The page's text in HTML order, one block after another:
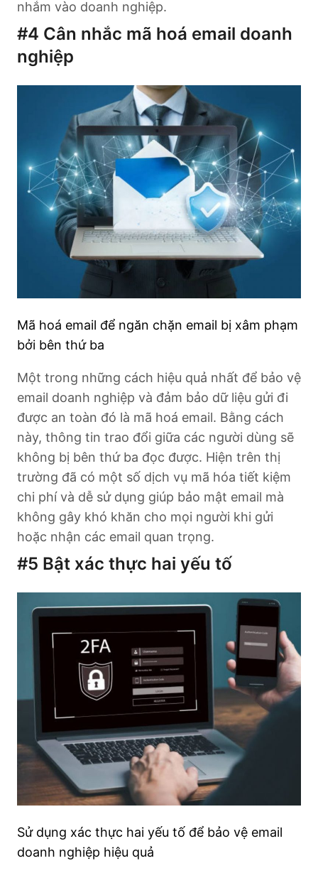
nhắm vào doanh nghiệp.
#4 Cân nhắc mã hoá email doanh
nghiệp
Mã hoá email để ngăn chặn email bị xâm phạm
bởi bên thứ ba
Một trong những cách hiệu quả nhất để bảo vệ
email doanh nghiệp và đảm bảo dữ liệu gửi đi
được an toàn đó là mã hoá email. Bằng cách
này, thông tin trao đổi giữa các người dùng sẽ
không bị bên thứ ba đọc được. Hiện trên thị
trường đã có một số dịch vụ mã hóa tiết kiệm
chi phí và dễ sử dụng giúp bảo mật email mà
không gây khó khăn cho mọi người khi gửi
hoặc nhận các email quan trọng.
#5 Bật xác thực hai yếu tố
Sử dụng xác thực hai yếu tố để bảo vệ email
doanh nghiệp hiệu quả